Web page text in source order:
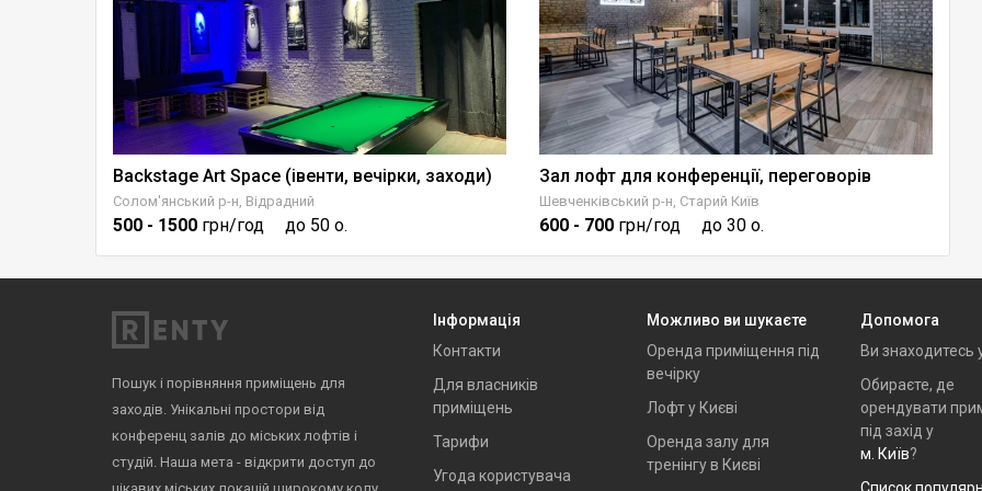
Backstage Art Space (івенти, вечірки, заходи)
Солом'янський р-н, Відрадний
500 - 1500 грн/год до 50 о.
Зал лофт для конференції, переговорів
Шевченківський р-н, Старий Київ
600 - 700 грн/год до 30 о.
Пошук і порівняння приміщень для
заходів. Унікальні простори від
конференц залів до міських лофтів і
студій. Наша мета - відкрити доступ до
Інформація
Контакти
Для власників
приміщень
Тарифи
Угода користувача
Можливо ви шукаєте
Оренда приміщення під
вечірку
Лофт у Києві
Оренда залу для
тренінгу в Києві
Допомога
Ви знаходитесь
Обираєте, де
орендувати
під захід у
м. Київ?